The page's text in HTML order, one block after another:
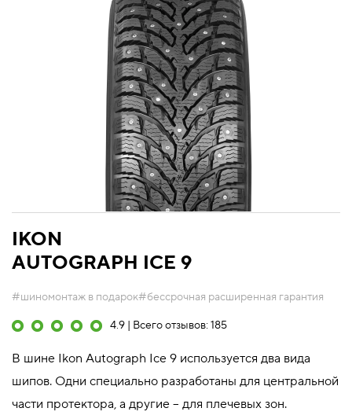
IKON
AUTOGRAPH ICE 9
#шиномонтаж в подарок#бессрочная расширенная гарантия
4.9 | Всего отзывов: 185
В шине Ikon Autograph Ice 9 используется два вида
шипов. Одни специально разработаны для центральной
части протектора, а другие – для плечевых зон.